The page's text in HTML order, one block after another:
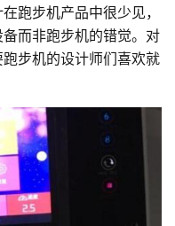
跑步机产品中很少见，
而非跑步机的错觉。对
步机的设计师们喜欢就